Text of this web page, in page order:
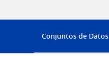
Conjuntos de Datos